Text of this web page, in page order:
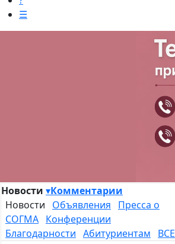
☰
Новости ▾Комментарии
Новости Объявления
Пресса о
СОГМА Конференции
Благодарности Абитуриентам
ВСЕ